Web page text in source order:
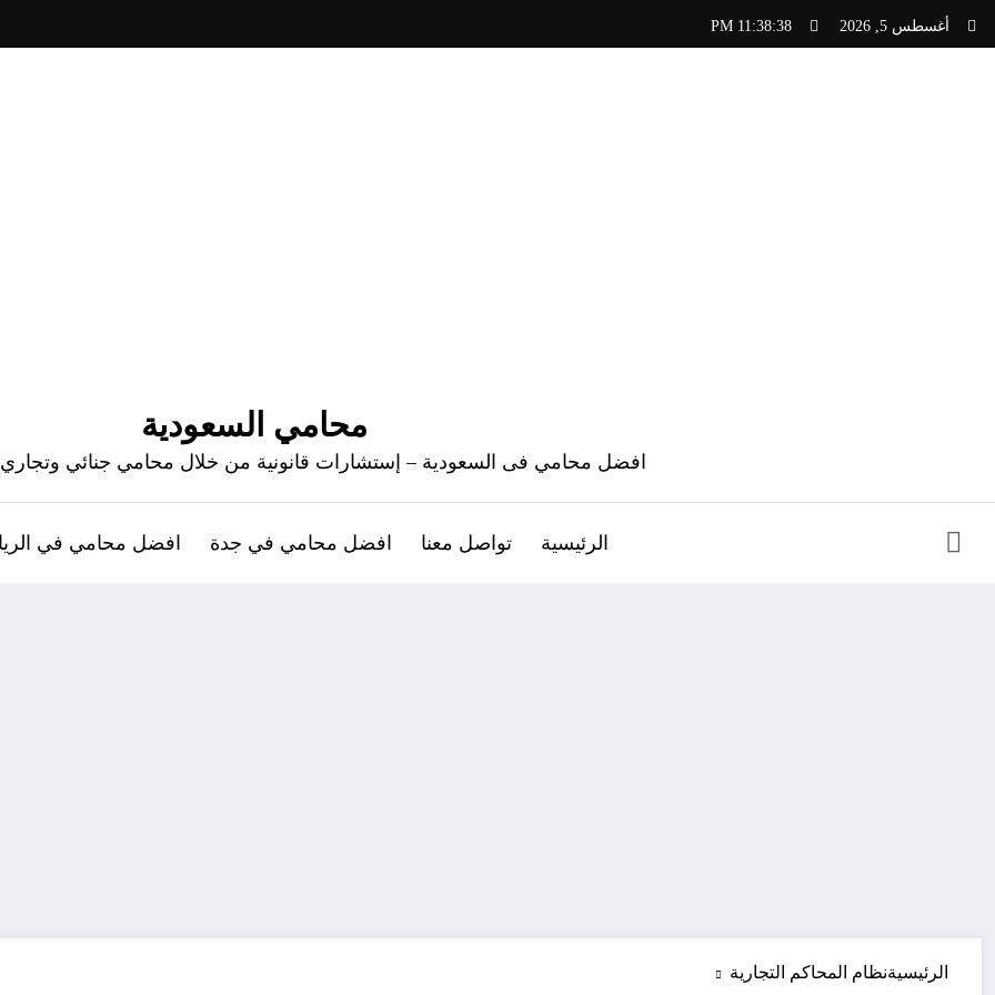
التجاوز
أغسطس 5, 2026 11:38:39 PM
محامي السعودية
افضل محامي فى السعودية – إستشارات قانونية من خلال محامي جنائي وتجاري
الرئيسية تواصل معنا افضل محامي في جدة افضل محامي في
الرئيسيةنظام المحاكم التجارية